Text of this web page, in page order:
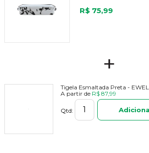
R$ 75,99
+
Tigela Esmaltada Preta -
A partir de R$ 87,99
Qtd: